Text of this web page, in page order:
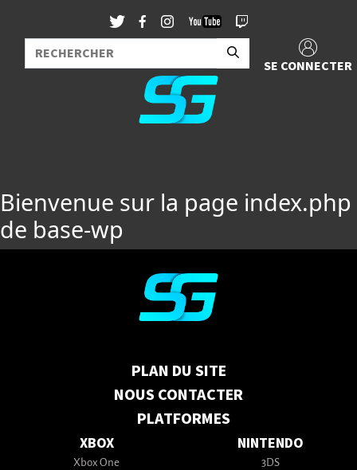
SE CONNECTER
Bienvenue sur la page index.php
de base-wp
PLAN DU SITE
NOUS CONTACTER
PLATFORMES
XBOX
Xbox One
NINTENDO
3DS